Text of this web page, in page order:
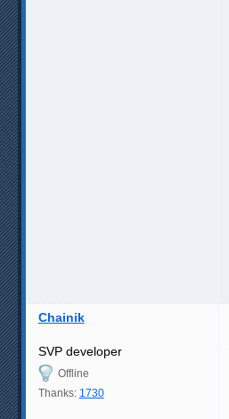
Chainik
SVP developer
Offline
Thanks: 1730